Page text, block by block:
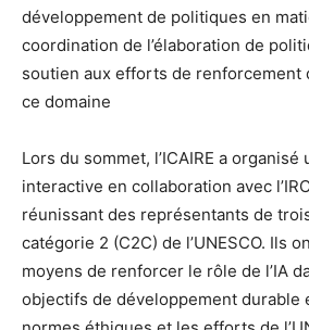
développement de politiques en
coordination de l’élaboration de
soutien aux efforts de renforcement
ce domaine
Lors du sommet, l’ICAIRE a organisé
interactive en collaboration avec
réunissant des représentants de
catégorie 2 (C2C) de l’UNESCO. Ils
moyens de renforcer le rôle de l’IA
objectifs de développement durable